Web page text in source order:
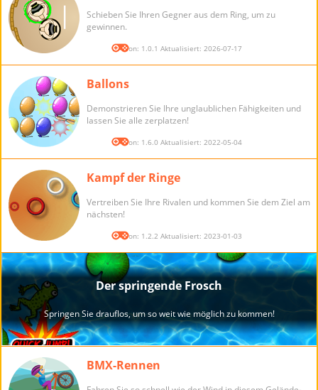
Schieben Sie Ihren Gegner aus dem Ring, um zu
gewinnen.
Version: 1.0.1 Aktualisiert: 2026-07-17
Ballons
Demonstrieren Sie Ihre unglaublichen Fähigkeiten und
lassen Sie alle zerplatzen!
Version: 1.6.0 Aktualisiert: 2022-05-04
Kampf der Ringe
Vertreiben Sie Ihre Rivalen und kommen Sie dem Ziel am
nächsten!
Version: 1.2.2 Aktualisiert: 2023-01-03
BMX-Rennen